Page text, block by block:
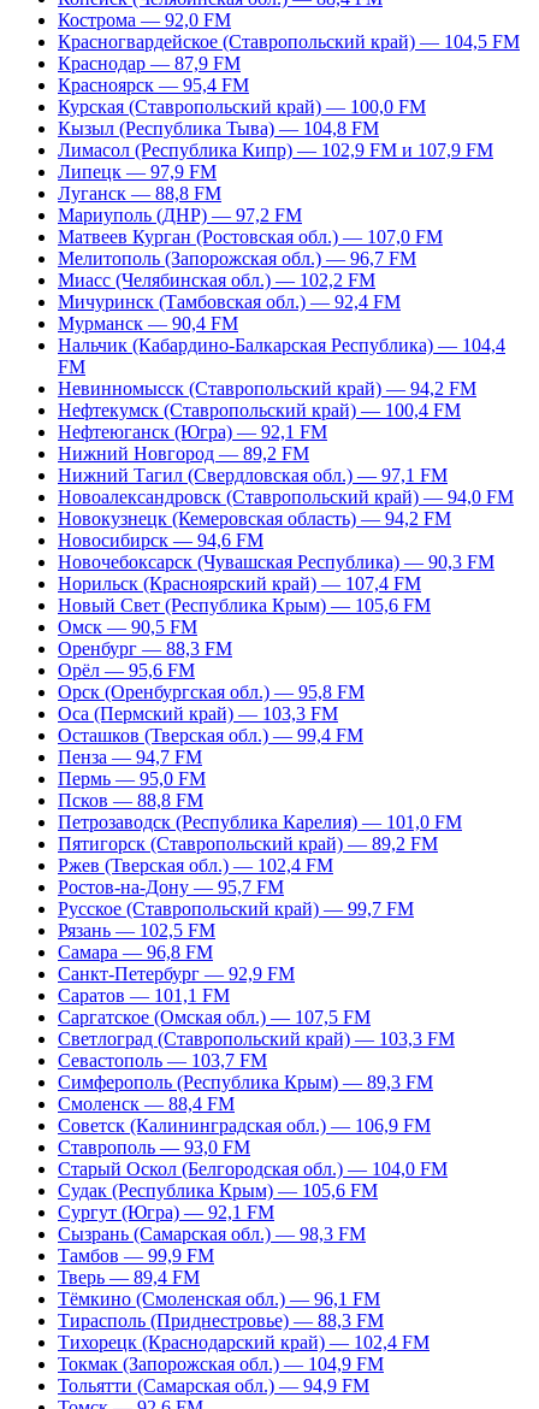
Кострома — 92,0 FM
Красногвардейское (Ставропольский край) — 104,5 FM
Краснодар — 87,9 FM
Красноярск — 95,4 FM
Курская (Ставропольский край) — 100,0 FM
Кызыл (Республика Тыва) — 104,8 FM
Лимасол (Республика Кипр) — 102,9 FM и 107,9 FM
Липецк — 97,9 FM
Луганск — 88,8 FM
Мариуполь (ДНР) — 97,2 FM
Матвеев Курган (Ростовская обл.) — 107,0 FM
Мелитополь (Запорожская обл.) — 96,7 FM
Миасс (Челябинская обл.) — 102,2 FM
Мичуринск (Тамбовская обл.) — 92,4 FM
Мурманск — 90,4 FM
Нальчик (Кабардино-Балкарская Республика) — 104,4
FM
Невинномысск (Ставропольский край) — 94,2 FM
Нефтекумск (Ставропольский край) — 100,4 FM
Нефтеюганск (Югра) — 92,1 FM
Нижний Новгород — 89,2 FM
Нижний Тагил (Свердловская обл.) — 97,1 FM
Новоалександровск (Ставропольский край) — 94,0 FM
Новокузнецк (Кемеровская область) — 94,2 FM
Новосибирск — 94,6 FM
Новочебоксарск (Чувашская Республика) — 90,3 FM
Норильск (Красноярский край) — 107,4 FM
Новый Свет (Республика Крым) — 105,6 FM
Омск — 90,5 FM
Оренбург — 88,3 FM
Орёл — 95,6 FM
Орск (Оренбургская обл.) — 95,8 FM
Оса (Пермский край) — 103,3 FM
Осташков (Тверская обл.) — 99,4 FM
Пенза — 94,7 FM
Пермь — 95,0 FM
Псков — 88,8 FM
Петрозаводск (Республика Карелия) — 101,0 FM
Пятигорск (Ставропольский край) — 89,2 FM
Ржев (Тверская обл.) — 102,4 FM
Ростов-на-Дону — 95,7 FM
Русское (Ставропольский край) — 99,7 FM
Рязань — 102,5 FM
Самара — 96,8 FM
Санкт-Петербург — 92,9 FM
Саратов — 101,1 FM
Саргатское (Омская обл.) — 107,5 FM
Светлоград (Ставропольский край) — 103,3 FM
Севастополь — 103,7 FM
Симферополь (Республика Крым) — 89,3 FM
Смоленск — 88,4 FM
Советск (Калининградская обл.) — 106,9 FM
Ставрополь — 93,0 FM
Старый Оскол (Белгородская обл.) — 104,0 FM
Судак (Республика Крым) — 105,6 FM
Сургут (Югра) — 92,1 FM
Сызрань (Самарская обл.) — 98,3 FM
Тамбов — 99,9 FM
Тверь — 89,4 FM
Тёмкино (Смоленская обл.) — 96,1 FM
Тирасполь (Приднестровье) — 88,3 FM
Тихорецк (Краснодарский край) — 102,4 FM
Токмак (Запорожская обл.) — 104,9 FM
Тольятти (Самарская обл.) — 94,9 FM